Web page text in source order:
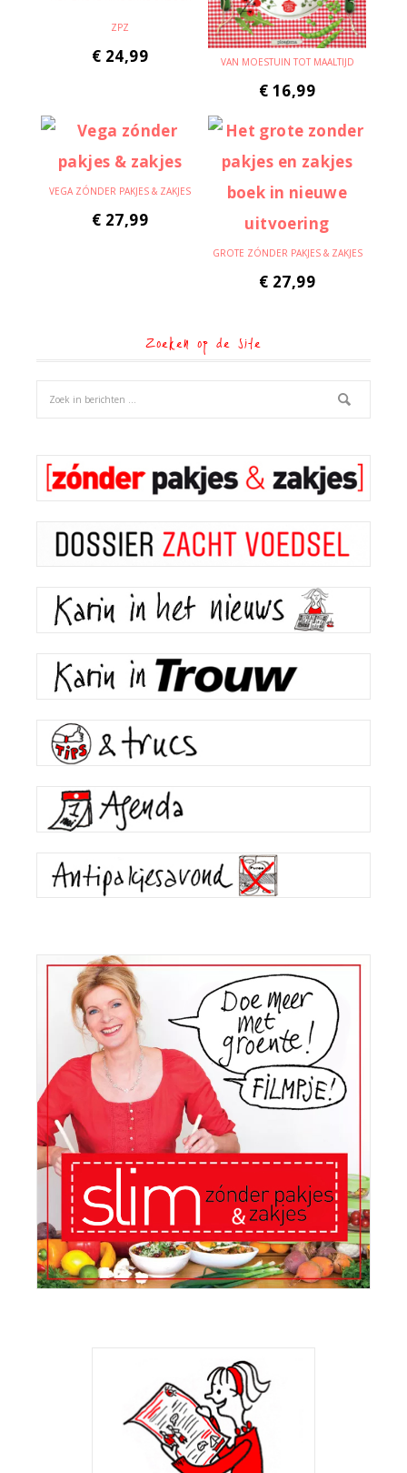
ZPZ
€ 24,99 VAN MOESTUIN TOT MAALTIJD
€ 16,99
VEGA ZÓNDER PAKJES & ZAKJES
€ 27,99
GROTE ZÓNDER PAKJES & ZAKJES
€ 27,99
Zoeken op de site